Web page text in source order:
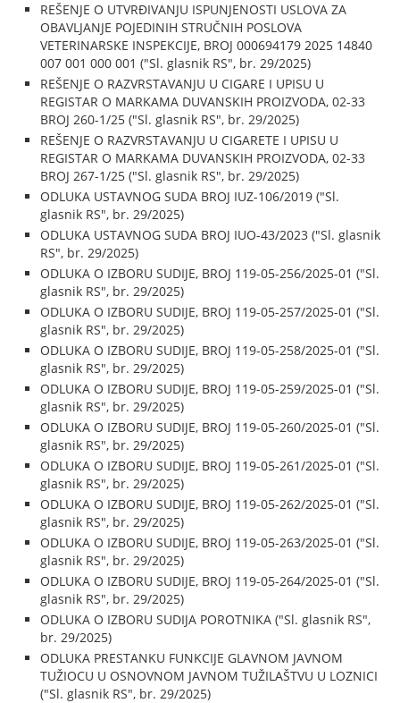
REŠENJE O UTVRĐIVANJU ISPUNJENOSTI USLOVA ZA
OBAVLJANJE POJEDINIH STRUČNIH POSLOVA
VETERINARSKE INSPEKCIJE, BROJ 000694179 2025 14840
007 001 000 001 ("Sl. glasnik RS", br. 29/2025)
REŠENJE O RAZVRSTAVANJU U CIGARE I UPISU U
REGISTAR O MARKAMA DUVANSKIH PROIZVODA, 02-33
BROJ 260-1/25 ("Sl. glasnik RS", br. 29/2025)
REŠENJE O RAZVRSTAVANJU U CIGARETE I UPISU U
REGISTAR O MARKAMA DUVANSKIH PROIZVODA, 02-33
BROJ 267-1/25 ("Sl. glasnik RS", br. 29/2025)
ODLUKA USTAVNOG SUDA BROJ IUZ-106/2019 ("Sl.
glasnik RS", br. 29/2025)
ODLUKA USTAVNOG SUDA BROJ IUO-43/2023 ("Sl. glasnik
RS", br. 29/2025)
ODLUKA O IZBORU SUDIJE, BROJ 119-05-256/2025-01 ("Sl.
glasnik RS", br. 29/2025)
ODLUKA O IZBORU SUDIJE, BROJ 119-05-257/2025-01 ("Sl.
glasnik RS", br. 29/2025)
ODLUKA O IZBORU SUDIJE, BROJ 119-05-258/2025-01 ("Sl.
glasnik RS", br. 29/2025)
ODLUKA O IZBORU SUDIJE, BROJ 119-05-259/2025-01 ("Sl.
glasnik RS", br. 29/2025)
ODLUKA O IZBORU SUDIJE, BROJ 119-05-260/2025-01 ("Sl.
glasnik RS", br. 29/2025)
ODLUKA O IZBORU SUDIJE, BROJ 119-05-261/2025-01 ("Sl.
glasnik RS", br. 29/2025)
ODLUKA O IZBORU SUDIJE, BROJ 119-05-262/2025-01 ("Sl.
glasnik RS", br. 29/2025)
ODLUKA O IZBORU SUDIJE, BROJ 119-05-263/2025-01 ("Sl.
glasnik RS", br. 29/2025)
ODLUKA O IZBORU SUDIJE, BROJ 119-05-264/2025-01 ("Sl.
glasnik RS", br. 29/2025)
ODLUKA O IZBORU SUDIJA POROTNIKA ("Sl. glasnik RS",
br. 29/2025)
ODLUKA PRESTANKU FUNKCIJE GLAVNOM JAVNOM
TUŽIOCU U OSNOVNOM JAVNOM TUŽILAŠTVU U LOZNICI
("Sl. glasnik RS", br. 29/2025)